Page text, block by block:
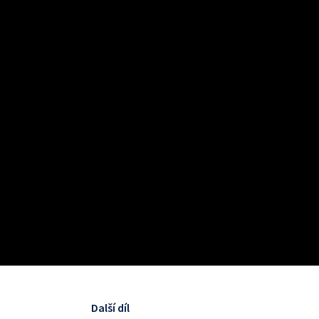
Další díl